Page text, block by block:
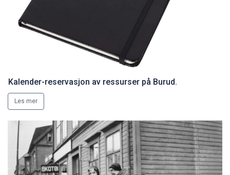
Kalender-reservasjon av ressurser på Burud.
Les mer